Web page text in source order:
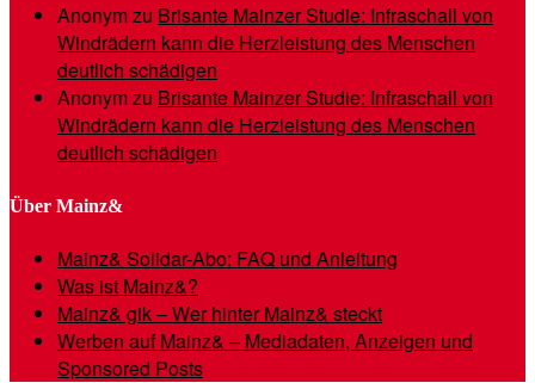
Anonymzu Brisante Mainzer Studie: Infraschall von
Windrädern kann die Herzleistung des Menschen
deutlich schädigen
Anonymzu Brisante Mainzer Studie: Infraschall von
Windrädern kann die Herzleistung des Menschen
deutlich schädigen
Über Mainz&
Mainz& Solidar-Abo: FAQ und Anleitung
Was ist Mainz&?
Mainz& gik – Wer hinter Mainz& steckt
Werben auf Mainz& – Mediadaten, Anzeigen und
Sponsored Posts